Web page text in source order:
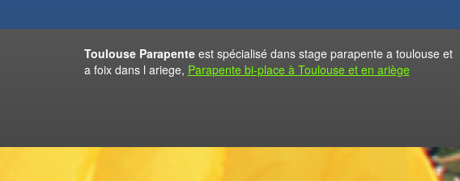
Toulouse Parapenteest spécialisé dans stage parapente a toulouse et
a foix dans l ariege, Parapente bi-place à Toulouse et en ariège